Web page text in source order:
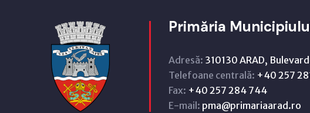
Primăria
Adresă: 310130 ARAD,
Telefoane centrală: +40 257
Fax: +40 257 284 744
E-mail: pma@primariaarad.ro